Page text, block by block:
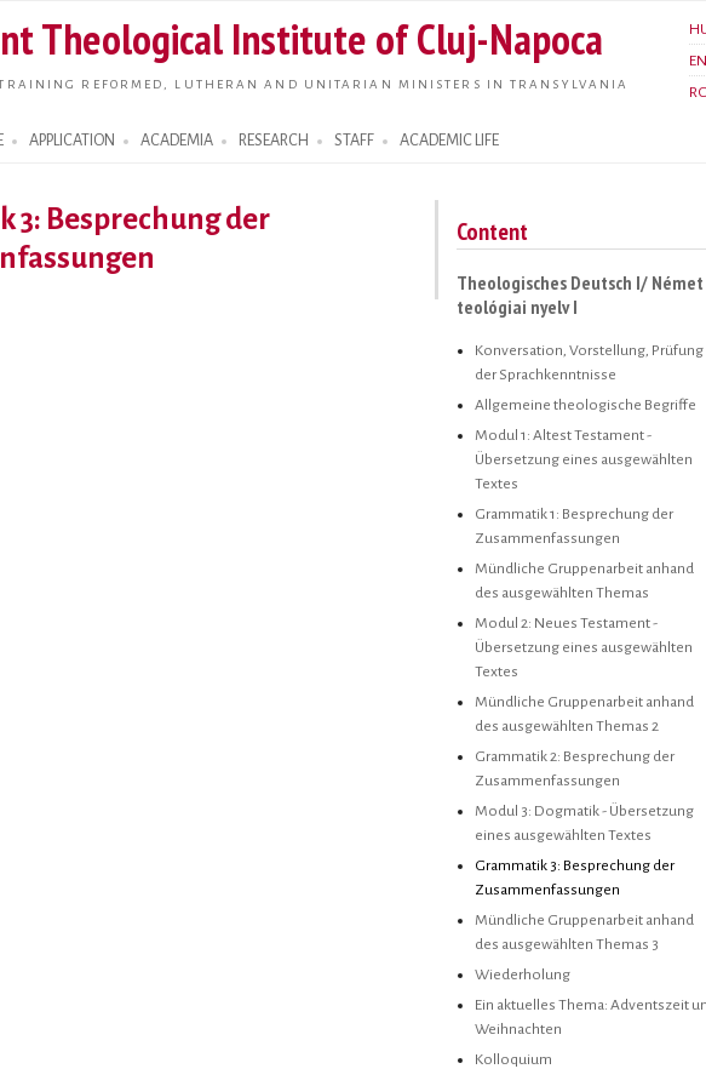
main
content
Theological Institute of Cluj-Napoca
REFORMED, LUTHERAN AND UNITARIAN MINISTERS IN TRANSYLVANIA
EN
APPLICATION ACADEMIA RESEARCH STAFF ACADEMIC LIFE
3: Besprechung der
Content
Theologisches Deutsch I/ Német
teológiai nyelv I
Konversation, Vorstellung, Prüfung
der Sprachkenntnisse
Allgemeine theologische Begriffe
Modul 1: Altest Testament -
Übersetzung eines ausgewählten
Textes
Grammatik 1: Besprechung der
Zusammenfassungen
Mündliche Gruppenarbeit anhand
des ausgewählten Themas
Modul 2: Neues Testament -
Übersetzung eines ausgewählten
Textes
Mündliche Gruppenarbeit anhand
des ausgewählten Themas 2
Grammatik 2: Besprechung der
Zusammenfassungen
Modul 3: Dogmatik - Übersetzung
eines ausgewählten Textes
Grammatik 3: Besprechung der
Zusammenfassungen
Mündliche Gruppenarbeit anhand
des ausgewählten Themas 3
Wiederholung
Ein aktuelles Thema: Adventszeit
Weihnachten
Kolloquium